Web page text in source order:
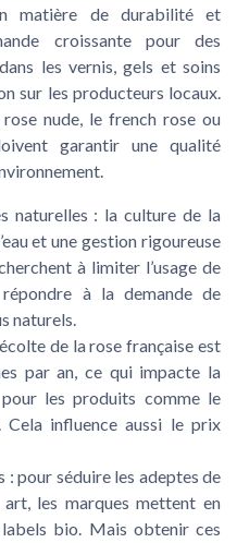
matière de durabilité et
croissante pour des
les vernis, gels et soins
sur les producteurs locaux.
nude, le french rose ou
garantir une qualité
naturelles : la culture de la
et une gestion rigoureuse
à limiter l’usage de
à la demande de
naturels.
de la rose française est
par an, ce qui impacte la
les produits comme le
influence aussi le prix
: pour séduire les adeptes de
les marques mettent en
bio. Mais obtenir ces